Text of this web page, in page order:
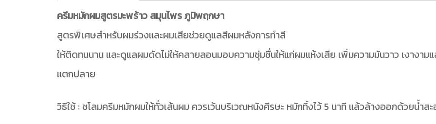
ครีมหมักผมสูตรมะพร้าว สมุนไพร ภูมิพฤกษา
สูตรพิเศษสำหรับผมร่วงและผมเสียช่วยดูแลสีผมหลังการทำสี
ให้ติดทนนาน และดูแลผมดัดไม่ให้คลายลอนมอบความชุ่มชื่นให้แก่ผมแห้งเสีย เพิ่มความมันวาว เงางาม
แตกปลาย
วิธีใช้ : ชโลมครีมหมักผมให้ทั่วเส้นผม ควรเว้นบริเวณหนังศีรษะ หมักทิ้งไว้ 5 นาที แล้วล้างออกด้วยน้ำส